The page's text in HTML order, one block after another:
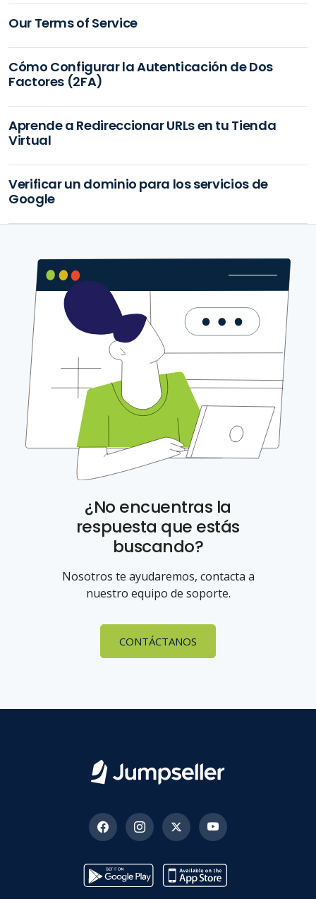
Our Terms of Service
Cómo Configurar la Autenticación de Dos
Factores (2FA)
Aprende a Redireccionar URLs en tu Tienda
Virtual
Verificar un dominio para los servicios de
Google
¿No encuentras la
respuesta que estás
buscando?
Nosotros te ayudaremos, contacta a
nuestro equipo de soporte.
CONTÁCTANOS